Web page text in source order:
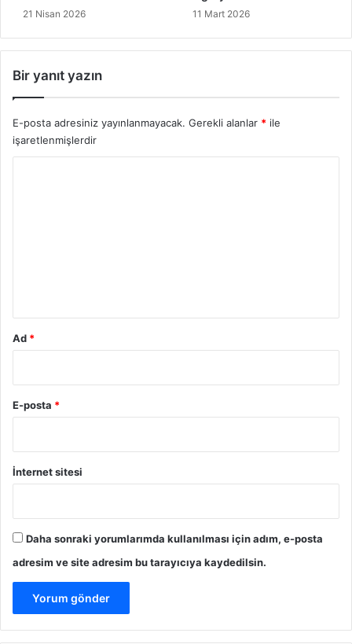
21 Nisan 2026 11 Mart 2026
Bir yanıt yazın
E-posta adresiniz yayınlanmayacak. Gerekli alanlar * ile
işaretlenmişlerdir
Ad *
E-posta *
İnternet sitesi
Daha sonraki yorumlarımda kullanılması için adım, e-posta
adresim ve site adresim bu tarayıcıya kaydedilsin.